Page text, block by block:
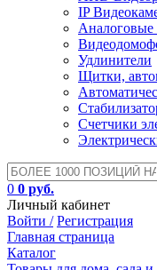
IP
Аналоговые
Удлинители
Щитки,
Счетчики
0 0 руб.
Личный кабинет
Войти / Регистрация
Главная страница
Каталог